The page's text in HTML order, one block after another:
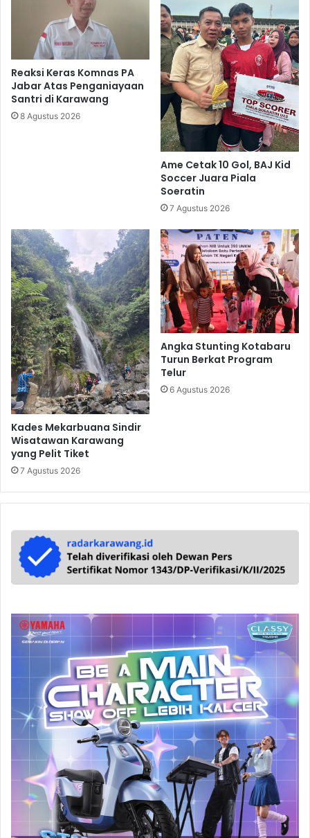
Reaksi Keras Komnas PA
Jabar Atas Penganiayaan
Santri di Karawang
8 Agustus 2026
Ame Cetak 10 Gol, BAJ Kid
Soccer Juara Piala
Soeratin
7 Agustus 2026
Kades Mekarbuana Sindir
Wisatawan Karawang
yang Pelit Tiket
7 Agustus 2026
Angka Stunting Kotabaru
Turun Berkat Program
Telur
6 Agustus 2026